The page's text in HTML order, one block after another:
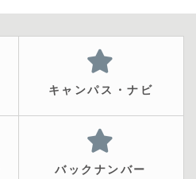
キャンパス・ナビ
バックナンバー